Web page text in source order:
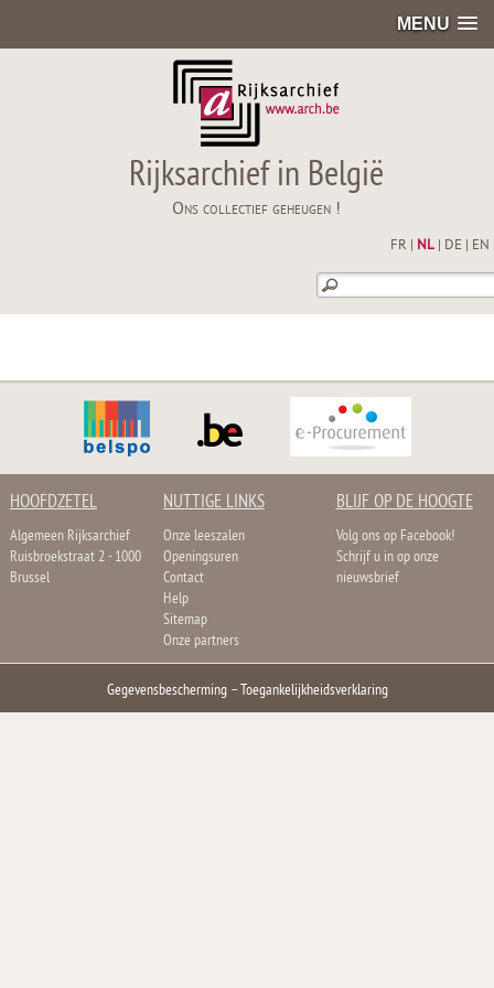
MENU
Rijksarchief in België
Ons collectief geheugen !
FR NL| DE EN
HOOFDZETEL
Algemeen Rijksarchief
Ruisbroekstraat 2 - 1000
Brussel
NUTTIGE LINKS
Onze leeszalen
Openingsuren
Contact
Help
Sitemap
Onze partners
BLIJF OP DE HOOGTE
Volg ons op Facebook!
Schrijf u in op onze
nieuwsbrief
Gegevensbescherming–Toegankelijkheidsverklaring